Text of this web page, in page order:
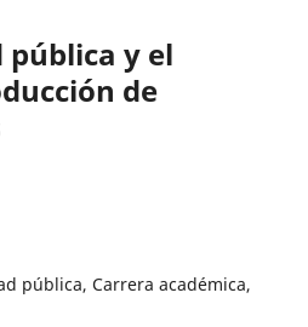
y el
de
pública, Carrera académica,